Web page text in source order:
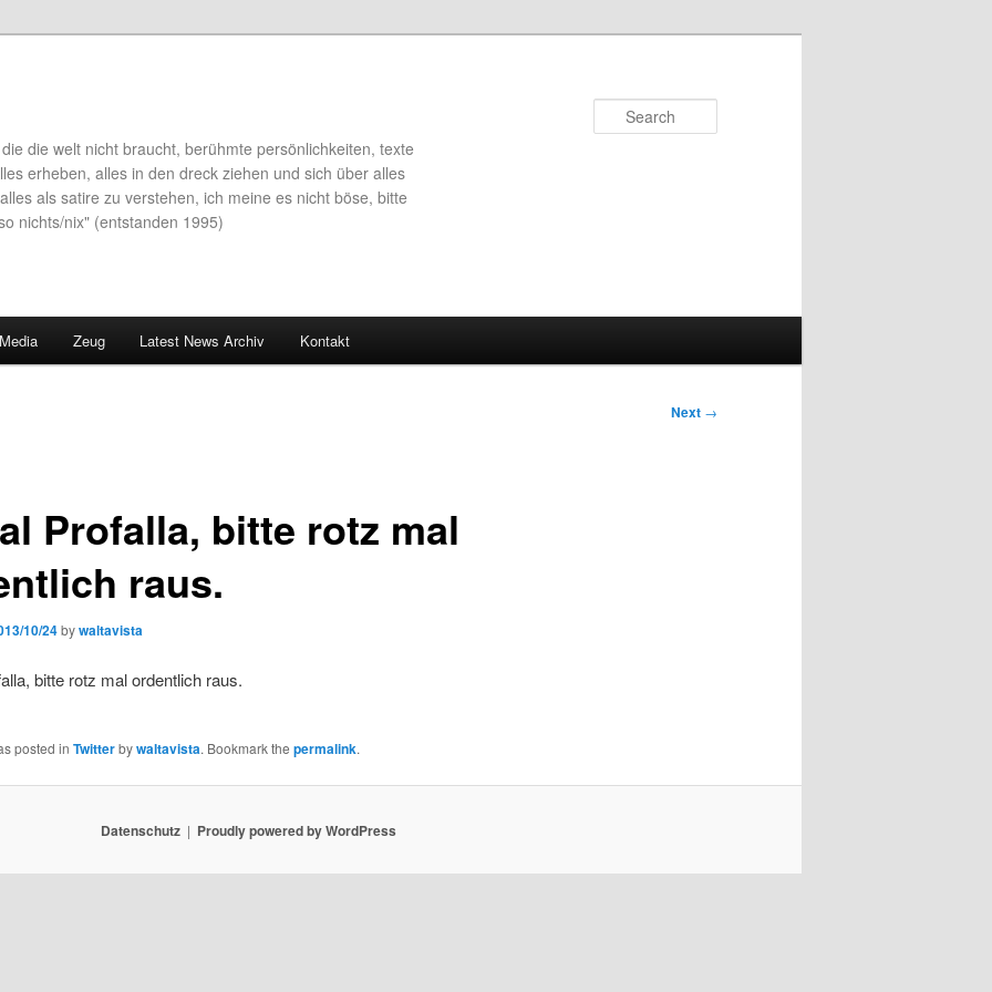
die welt nicht braucht, berühmte persönlichkeiten, texte
erheben, alles in den dreck ziehen und sich über alles
als satire zu verstehen, ich meine es nicht böse, bitte
nichts/nix" (entstanden 1995)
Zeug Latest News Archiv Kontakt
Next →
Profalla, bitte rotz mal
raus.
10/24bywaltavista
bitte rotz mal ordentlich raus.
posted in Twitterbywaltavista. Bookmark the permalink.
Datenschutz Proudly powered by WordPress